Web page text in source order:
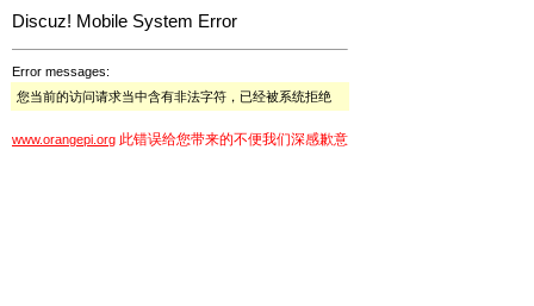
Discuz! Mobile System Error
Error messages:
您当前的访问请求当中含有非法字符，已经被系统拒绝
www.orangepi.org 此错误给您带来的不便我们深感歉意